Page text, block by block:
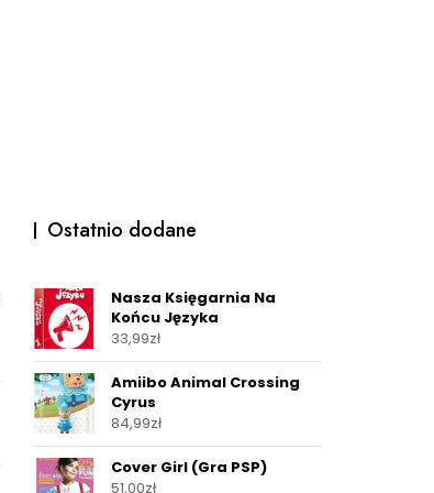
Ostatnio dodane
Nasza Księgarnia Na
Końcu Języka
33,99zł
Amiibo Animal Crossing
Cyrus
84,99zł
Cover Girl (Gra PSP)
51,00zł